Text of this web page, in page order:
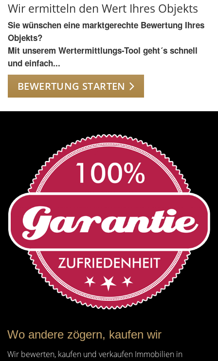
Wir ermitteln den Wert Ihres Objekts
Sie wünschen eine marktgerechte Bewertung Ihres
Objekts?
Mit unserem Wertermittlungs-Tool geht´s schnell
und einfach...
BEWERTUNG STARTEN
Wo andere zögern, kaufen wir
Wir bewerten, kaufen und verkaufen Immobilien in